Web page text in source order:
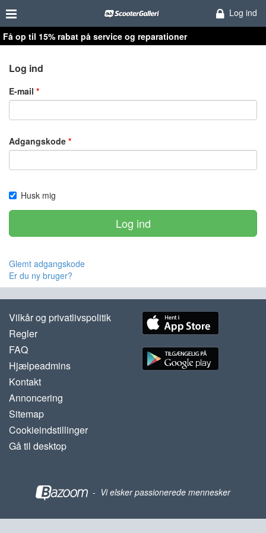
Log ind
Få op til 15% rabat på service og reparationer
Log ind
E-mail
Adgangskode
Husk mig
Log ind
Glemt adgangskode
Er du ny bruger?
Vilkår og privatlivspolitik
Regler
FAQ
Hjælpeadmins
Kontakt
Annoncering
Sitemap
Cookieindstillinger
Gå til desktop
- Vi elsker passionerede mennesker